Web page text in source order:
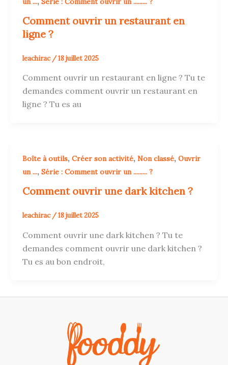
Comment ouvrir un restaurant en
ligne ?
leachirac /18 juillet 2025
Comment ouvrir un restaurant en ligne ? Tu te
demandes comment ouvrir un restaurant en
ligne ? Tu es au
Boîte à outils, Créer son activité, Non classé, Ouvrir
un ..., Série : Comment ouvrir un ......... ?
Comment ouvrir une dark kitchen ?
leachirac /18 juillet 2025
Comment ouvrir une dark kitchen ? Tu te
demandes comment ouvrir une dark kitchen ?
Tu es au bon endroit,